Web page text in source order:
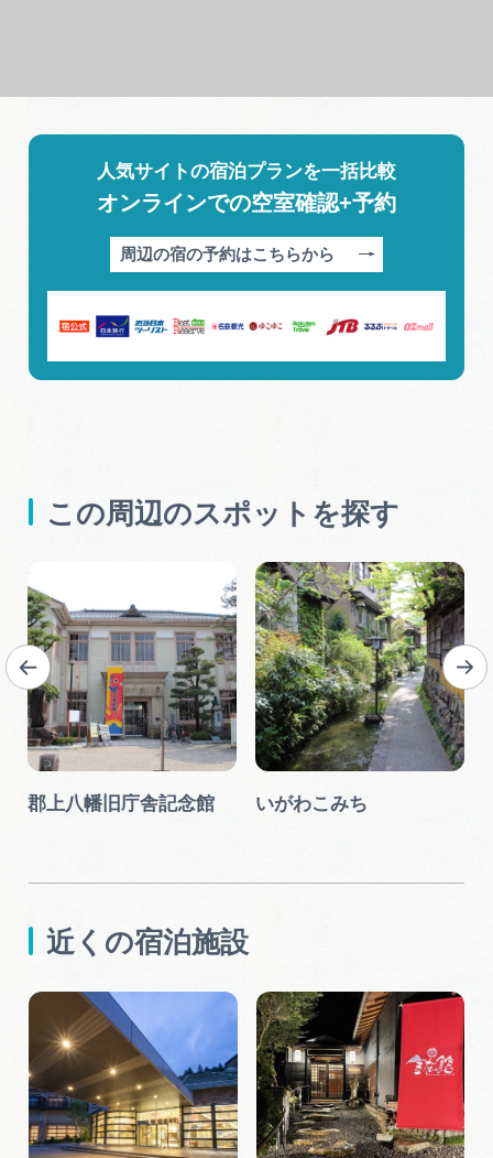
人気サイトの宿泊プランを一括比較
オンラインでの空室確認+予約
周辺の宿の予約はこちらから
この周辺のスポットを探す
郡上八幡旧庁舎記念館 いがわこみち
近くの宿泊施設